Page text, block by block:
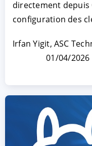
directement depuis
configuration des
Irfan Yigit, ASC
01/04/2026